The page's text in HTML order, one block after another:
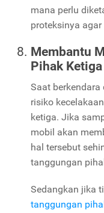
mana perlu
proteksinya
Membantu
Pihak Ketiga
Saat
risiko
ketiga. Jika
mobil akan
hal tersebut
tanggungan
Sedangkan jika
tanggungan